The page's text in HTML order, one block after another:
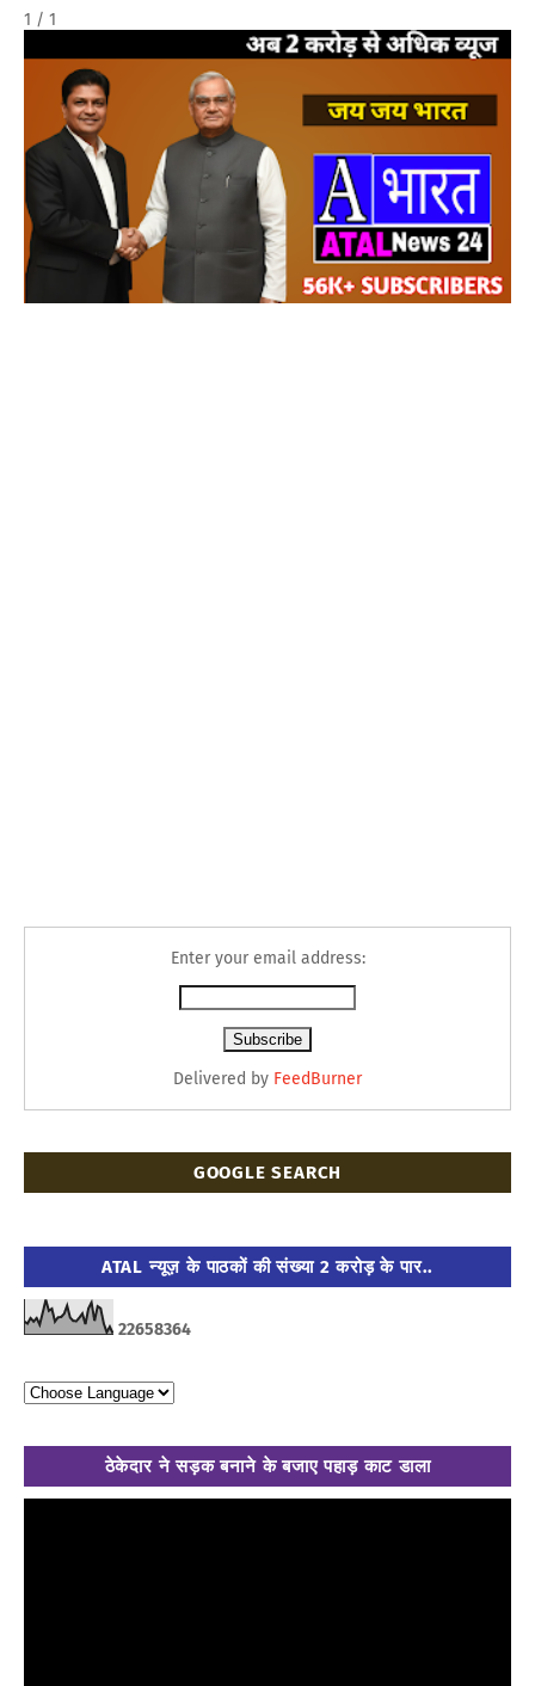
1 / 1
Enter your email address:
Delivered by FeedBurner
GOOGLE SEARCH
ATAL न्यूज़ के पाठकों की संख्या 2 करोड़ के पार..
22658364
ठेकेदार ने सड़क बनाने के बजाए पहाड़ काट डाला